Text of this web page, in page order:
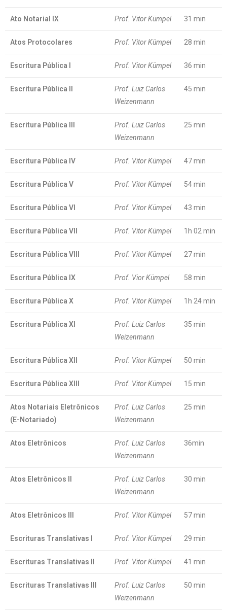
Ato Notarial IX Prof. Vitor Kümpel 31 min
Atos Protocolares Prof. Vitor Kümpel 28 min
Escritura Pública I Prof. Vitor Kümpel 36 min
Escritura Pública II
Prof. Luiz Carlos
Weizenmann
45 min
Escritura Pública III
Prof. Luiz Carlos
Weizenmann
25 min
Escritura Pública IV Prof. Vitor Kümpel 47 min
Escritura Pública V Prof. Vitor Kümpel 54 min
Escritura Pública VI Prof. Vitor Kümpel 43 min
Escritura Pública VII Prof. Vitor Kümpel 1h 02 min
Escritura Pública VIII Prof. Vitor Kümpel 27 min
Escritura Pública IX Prof. Vior Kümpel 58 min
Escritura Pública X Prof. Vitor Kümpel 1h 24 min
Escritura Pública XI
Prof. Luiz Carlos
Weizenmann
35 min
Escritura Pública XII Prof. Vitor Kümpel 50 min
Escritura Pública XIII Prof. Vitor Kümpel 15 min
Atos Notariais Eletrônicos
(E-Notariado)
Prof. Luiz Carlos
Weizenmann
25 min
Atos Eletrônicos
Prof. Luiz Carlos
Weizenmann
36min
Atos Eletrônicos II
Prof. Luiz Carlos
Weizenmann
30 min
Atos Eletrônicos III Prof. Vitor Kümpel 57 min
Escrituras Translativas I Prof. Vitor Kümpel 29 min
Escrituras Translativas II Prof. Vitor Kümpel 41 min
Escrituras Translativas III
Prof. Luiz Carlos
Weizenmann
50 min